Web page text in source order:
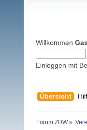
Willkommen
Einloggen mit
Übersicht
Forum ZDW»